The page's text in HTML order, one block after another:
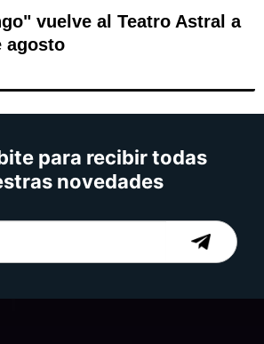
vuelve al Teatro Astral a
agosto
para recibir todas
novedades